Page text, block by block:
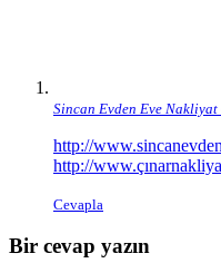
Sincan Evden Eve
http://
http://
Cevapla
Bir cevap yazın